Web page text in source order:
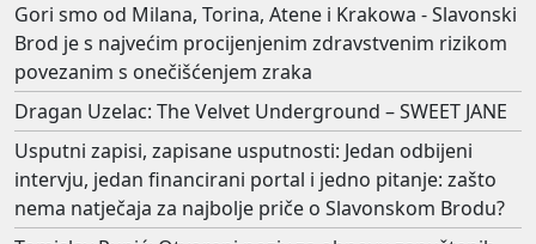
Gori smo od Milana, Torina, Atene i Krakowa - Slavonski
Brod je s najvećim procijenjenim zdravstvenim rizikom
povezanim s onečišćenjem zraka
Dragan Uzelac: The Velvet Underground – SWEET JANE
Usputni zapisi, zapisane usputnosti: Jedan odbijeni
intervju, jedan financirani portal i jedno pitanje: zašto
nema natječaja za najbolje priče o Slavonskom Brodu?